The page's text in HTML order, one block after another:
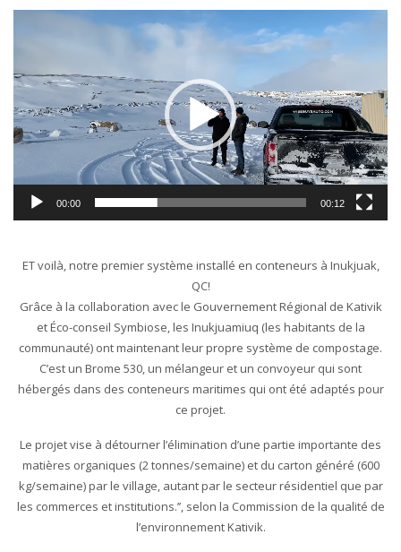
00:00 00:12
ET voilà, notre premier système installé en conteneurs à Inukjuak,
QC!
Grâce à la collaboration avec le Gouvernement Régional de Kativik
et Éco-conseil Symbiose, les Inukjuamiuq (les habitants de la
communauté) ont maintenant leur propre système de compostage.
C’est un Brome 530, un mélangeur et un convoyeur qui sont
hébergés dans des conteneurs maritimes qui ont été adaptés pour
ce projet.
Le projet vise à détourner l’élimination d’une partie importante des
matières organiques (2 tonnes/semaine) et du carton généré (600
kg/semaine) par le village, autant par le secteur résidentiel que par
les commerces et institutions.’’, selon la Commission de la qualité de
l’environnement Kativik.